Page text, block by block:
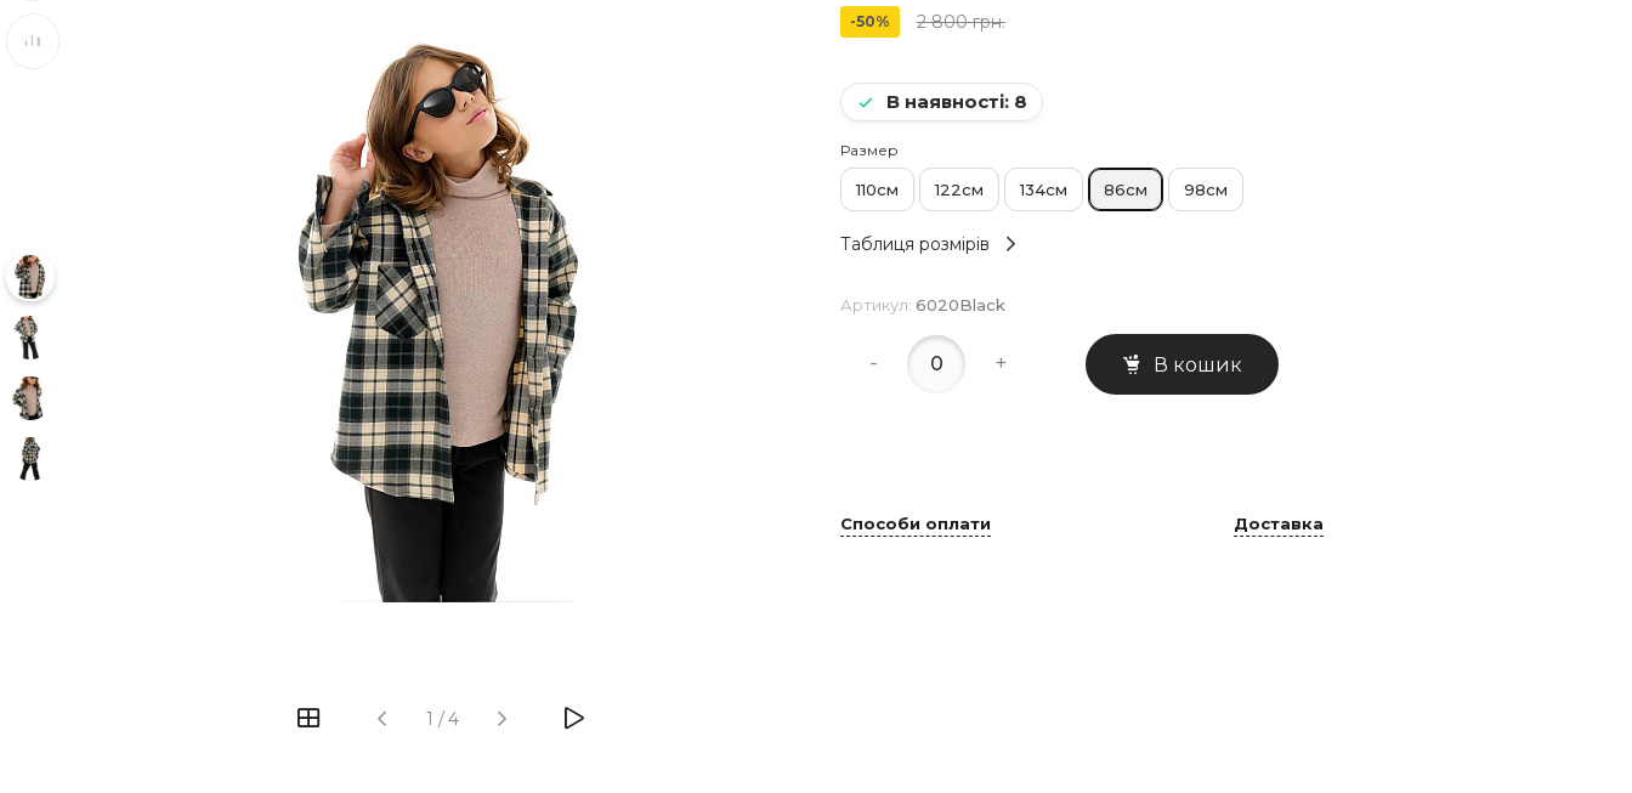
вихідних
lior27.10.2018@gmail.com
1 /4
-50% 2 800 грн.
В наявності: 8
Размер
110см 122см 134см 86см 98см
Таблиця розмірів
Артикул: 6020Black
- + В кошик
Способи оплати Доставка